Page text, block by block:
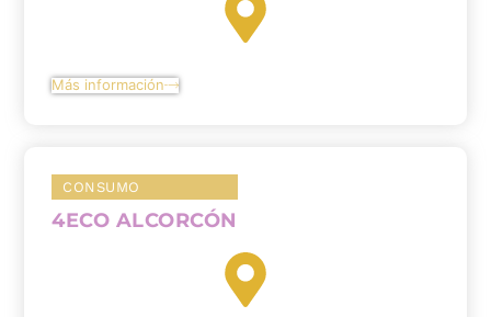
Más información
CONSUMO
4ECO ALCORCÓN